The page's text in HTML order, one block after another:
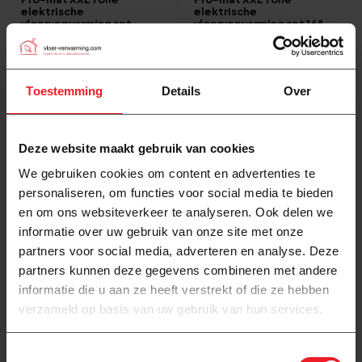
Toestemming Details Over
Deze website maakt gebruik van cookies
We gebruiken cookies om content en advertenties te
personaliseren, om functies voor social media te bieden
en om ons websiteverkeer te analyseren. Ook delen we
informatie over uw gebruik van onze site met onze
partners voor social media, adverteren en analyse. Deze
partners kunnen deze gegevens combineren met andere
informatie die u aan ze heeft verstrekt of die ze hebben
verzameld op basis van uw gebruik van hun services.
elektrische
vloerverwarming set
987,00
elektrische
vloerverwarming set 16A